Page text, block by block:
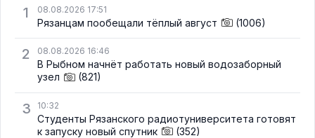
1
08.08.2026 17:51
Рязанцам пообещали тёплый август (1006)
2 08.08.2026 16:46
В Рыбном начнёт работать новый водозаборный
узел
(821)
3 10:32
Студенты Рязанского радиотуниверситета готовят
к запуску новый спутник
(352)